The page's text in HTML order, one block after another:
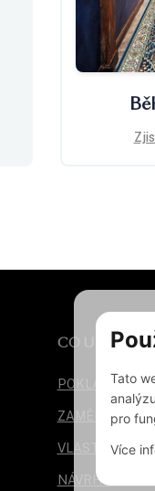
CO UMÍME
POKLÁDKA
ZAMĚŘENÍ A
VLASTNÍ
NÁVRHY
Tato
pro
Více